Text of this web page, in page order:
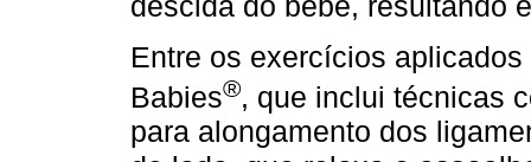
descida do bebê, resultando
Entre os exercícios
Babies®, que inclui técnicas
para alongamento dos